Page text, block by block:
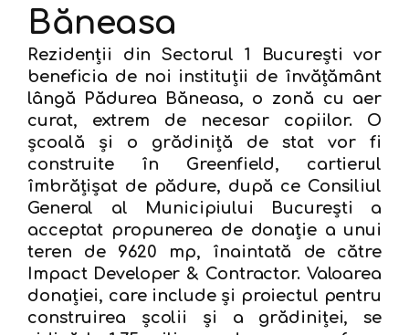
Băneasa
Rezidenții din Sectorul 1 București vor
beneficia de noi instituții de învățământ
lângă Pădurea Băneasa, o zonă cu aer
curat, extrem de necesar copiilor. O
școală și o grădiniță de stat vor fi
construite în Greenfield, cartierul
îmbrățișat de pădure, după ce Consiliul
General al Municipiului București a
acceptat propunerea de donație a unui
teren de 9620 mp, înaintată de către
Impact Developer & Contractor. Valoarea
donației, care include și proiectul pentru
construirea școlii și a grădiniței, se